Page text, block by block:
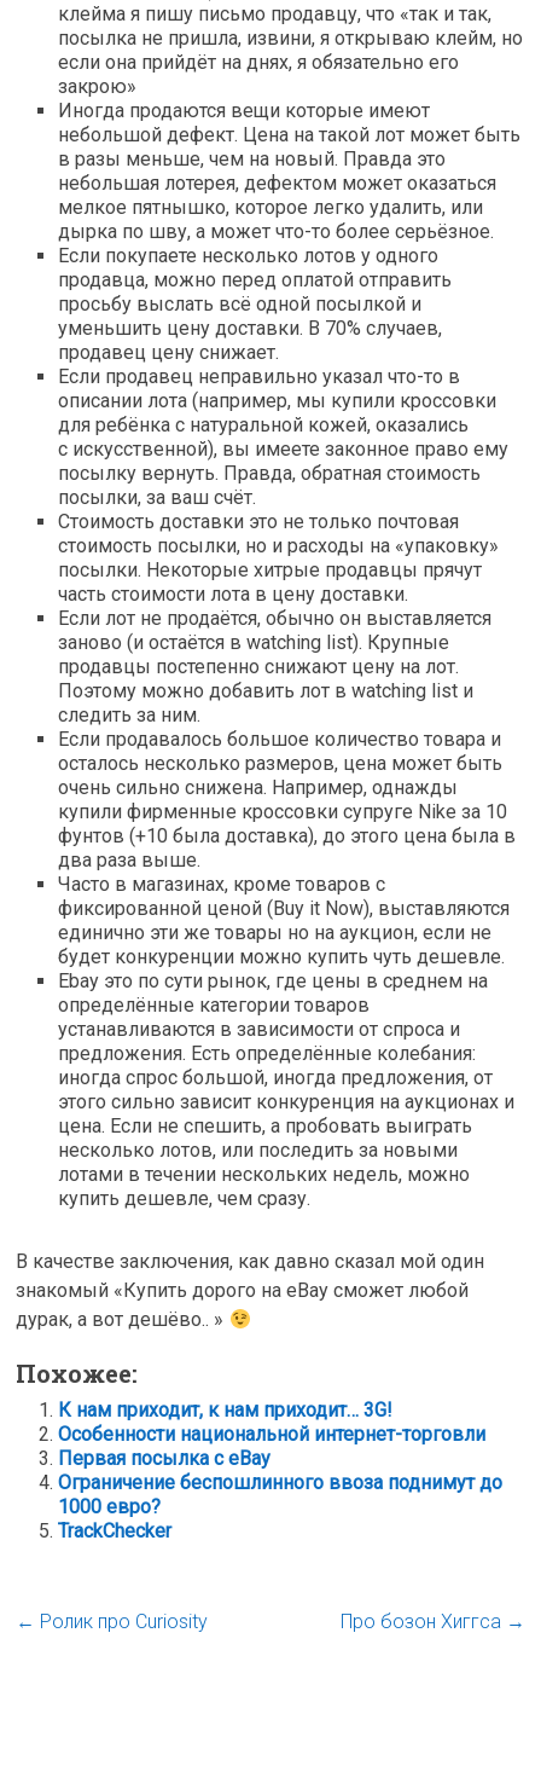
клейма я пишу письмо продавцу, что «так и так,
посылка не пришла, извини, я открываю клейм, но
если она прийдёт на днях, я обязательно его
закрою»
Иногда продаются вещи которые имеют
небольшой дефект. Цена на такой лот может быть
в разы меньше, чем на новый. Правда это
небольшая лотерея, дефектом может оказаться
мелкое пятнышко, которое легко удалить, или
дырка по шву, а может что-то более серьёзное.
Если покупаете несколько лотов у одного
продавца, можно перед оплатой отправить
просьбу выслать всё одной посылкой и
уменьшить цену доставки. В 70% случаев,
продавец цену снижает.
Если продавец неправильно указал что-то в
описании лота (например, мы купили кроссовки
для ребёнка с натуральной кожей, оказались
с искусственной), вы имеете законное право ему
посылку вернуть. Правда, обратная стоимость
посылки, за ваш счёт.
Стоимость доставки это не только почтовая
стоимость посылки, но и расходы на «упаковку»
посылки. Некоторые хитрые продавцы прячут
часть стоимости лота в цену доставки.
Если лот не продаётся, обычно он выставляется
заново (и остаётся в watching list). Крупные
продавцы постепенно снижают цену на лот.
Поэтому можно добавить лот в watching list и
следить за ним.
Если продавалось большое количество товара и
осталось несколько размеров, цена может быть
очень сильно снижена. Например, однажды
купили фирменные кроссовки супруге Nike за 10
фунтов (+10 была доставка), до этого цена была в
два раза выше.
Часто в магазинах, кроме товаров с
фиксированной ценой (Buy it Now), выставляются
единично эти же товары но на аукцион, если не
будет конкуренции можно купить чуть дешевле.
Ebay это по сути рынок, где цены в среднем на
определённые категории товаров
устанавливаются в зависимости от спроса и
предложения. Есть определённые колебания:
иногда спрос большой, иногда предложения, от
этого сильно зависит конкуренция на аукционах и
цена. Если не спешить, а пробовать выиграть
несколько лотов, или последить за новыми
лотами в течении нескольких недель, можно
купить дешевле, чем сразу.
В качестве заключения, как давно сказал мой один
знакомый «Купить дорого на eBay сможет любой
дурак, а вот дешёво.. »
Похожее:
К нам приходит, к нам приходит… 3G!
Особенности национальной интернет-торговли
Первая посылка с eBay
Ограничение беспошлинного ввоза поднимут до
1000 евро?
TrackChecker
← Ролик про Curiosity Про бозон Хиггса →